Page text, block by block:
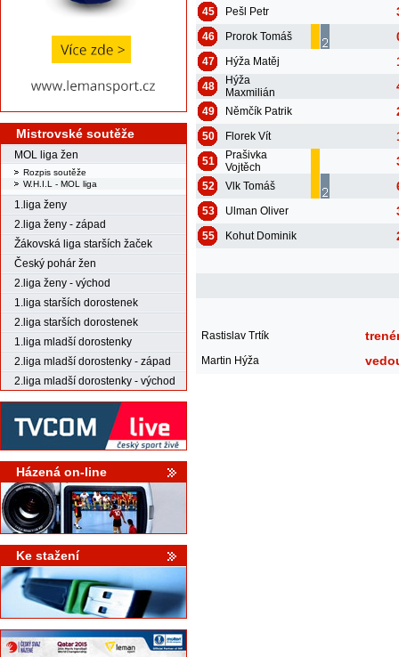
Mistrovské soutěže
MOL liga žen
Rozpis soutěže
W.H.I.L - MOL liga
1.liga ženy
2.liga ženy - západ
Žákovská liga starších žaček
Český pohár žen
2.liga ženy - východ
1.liga starších dorostenek
2.liga starších dorostenek
1.liga mladší dorostenky
2.liga mladší dorostenky - západ
2.liga mladší dorostenky - východ
Házená on-line
Ke stažení
45 Pešl Petr
46 Prorok Tomáš
47 Hýža Matěj
48
Hýža
Maxmilián
49 Němčík Patrik
50 Florek Vít
51
Prašivka
Vojtěch
52 Vlk Tomáš
53 Ulman Oliver
55 Kohut Dominik
Rastislav Trtík
Martin Hýža